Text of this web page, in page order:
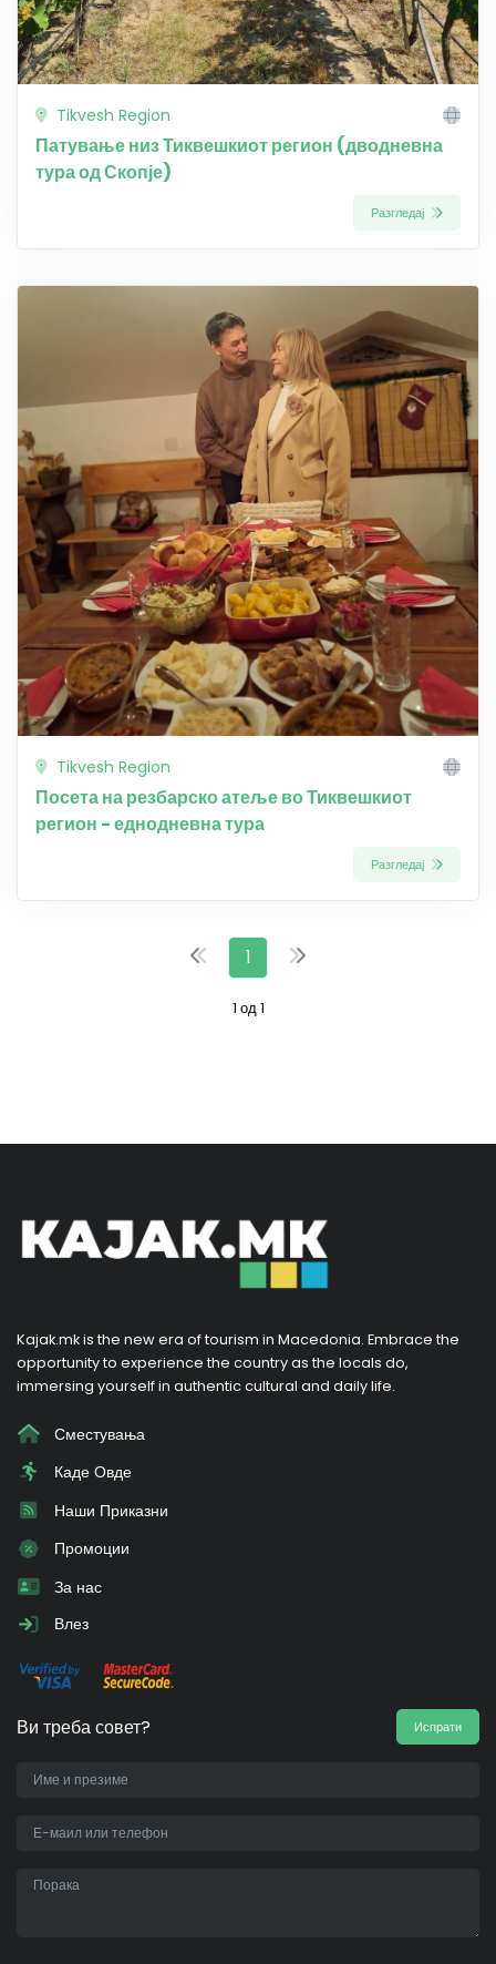
Tikvesh Region
Патување низ Тиквешкиот регион (дводневна
тура од Скопје)
Разгледај
Tikvesh Region
Посета на резбарско атеље во Тиквешкиот
регион - еднодневна тура
Разгледај
1
1 од 1
Kajak.mk is the new era of tourism in Macedonia. Embrace the
opportunity to experience the country as the locals do,
immersing yourself in authentic cultural and daily life.
Сместувања
Каде Овде
Наши Приказни
Промоции
За нас
Влез
Ви треба совет? Испрати